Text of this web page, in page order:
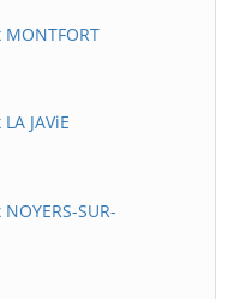
JAViE
SUR-